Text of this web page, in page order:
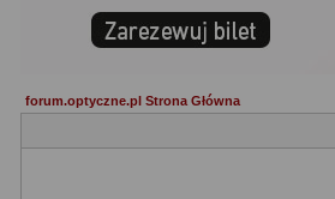
forum.optyczne.pl Strona Główna